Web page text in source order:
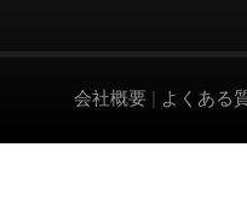
会社概要 | よくある